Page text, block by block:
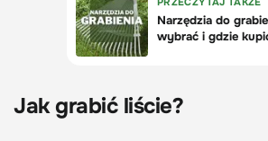
Jak grabić liście?